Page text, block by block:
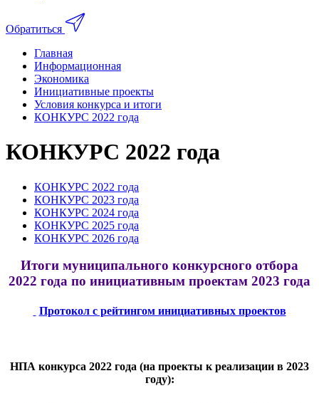
Обратиться
Главная
Информационная
Экономика
Инициативные проекты
Условия конкурса и итоги
КОНКУРС 2022 года
КОНКУРС 2022 года
КОНКУРС 2022 года
КОНКУРС 2023 года
КОНКУРС 2024 года
КОНКУРС 2025 года
КОНКУРС 2026 года
Итоги муниципального конкурсного отбора
2022 года по инициативным проектам 2023 года
Протокол с рейтингом инициативных проектов
НПА конкурса 2022 года (на проекты к реализации в 2023
году):